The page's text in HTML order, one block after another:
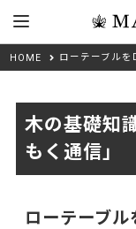
HOME ローテーブル
木の基礎知
もく通信」
ローテーブ